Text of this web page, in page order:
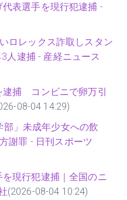
代表選手を現行犯逮捕 -
ロレックス詐取しスタン
人逮捕 - 産経ニュース
逮捕 コンビニで卵万引
08-04 14:29)
部」未成年少女への飲
謝罪 - 日刊スポーツ
現行犯逮捕｜全国のニ
(2026-08-04 10:24)